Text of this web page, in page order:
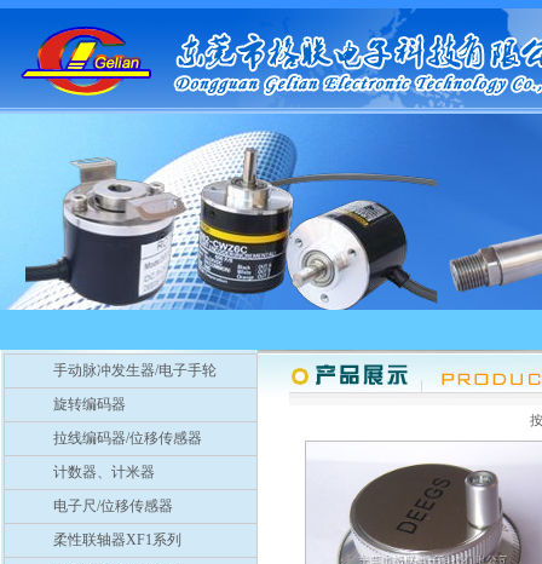
手动脉冲发生器/电子手轮
旋转编码器
拉线编码器/位移传感器
计数器、计米器
电子尺/位移传感器
柔性联轴器XF1系列